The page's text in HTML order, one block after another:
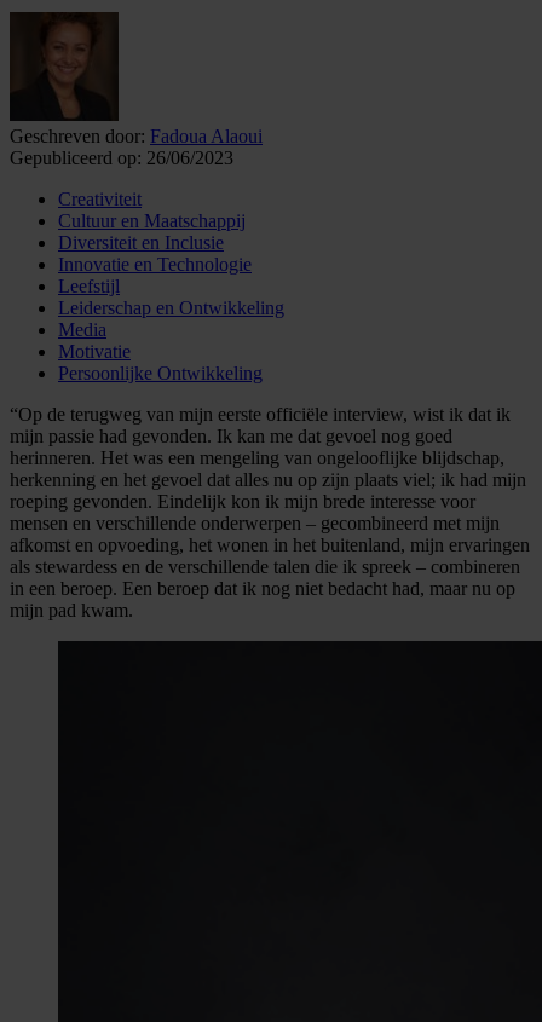
Geschreven door: Fadoua Alaoui
Gepubliceerd op: 26/06/2023
Creativiteit
Cultuur en Maatschappij
Diversiteit en Inclusie
Innovatie en Technologie
Leefstijl
Leiderschap en Ontwikkeling
Media
Motivatie
Persoonlijke Ontwikkeling
“Op de terugweg van mijn eerste officiële interview, wist ik dat ik
mijn passie had gevonden. Ik kan me dat gevoel nog goed
herinneren. Het was een mengeling van ongelooflijke blijdschap,
herkenning en het gevoel dat alles nu op zijn plaats viel; ik had mijn
roeping gevonden. Eindelijk kon ik mijn brede interesse voor
mensen en verschillende onderwerpen – gecombineerd met mijn
afkomst en opvoeding, het wonen in het buitenland, mijn ervaringen
als stewardess en de verschillende talen die ik spreek – combineren
in een beroep. Een beroep dat ik nog niet bedacht had, maar nu op
mijn pad kwam.